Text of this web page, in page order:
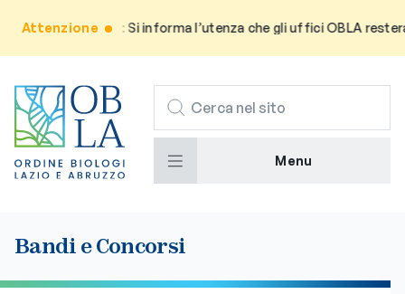
AttenzioneAvviso: Si informa l’utenza che gli uffici OBLA
CERCA
Menu
Bandi e Concorsi